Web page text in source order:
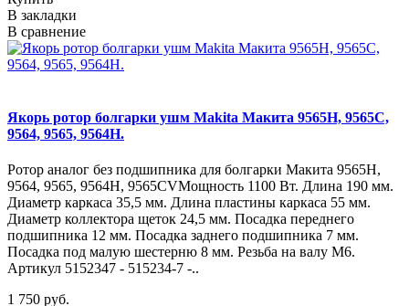
В закладки
В сравнение
Якорь ротор болгарки ушм Makita Макита 9565H, 9565C,
9564, 9565, 9564H.
Ротор аналог без подшипника для болгарки Макита 9565H,
9564, 9565, 9564H, 9565CVМощность 1100 Вт. Длина 190 мм.
Диаметр каркаса 35,5 мм. Длина пластины каркаса 55 мм.
Диаметр коллектора щеток 24,5 мм. Посадка переднего
подшипника 12 мм. Посадка заднего подшипника 7 мм.
Посадка под малую шестерню 8 мм. Резьба на валу М6.
Артикул 5152347 - 515234-7 -..
1 750 руб.